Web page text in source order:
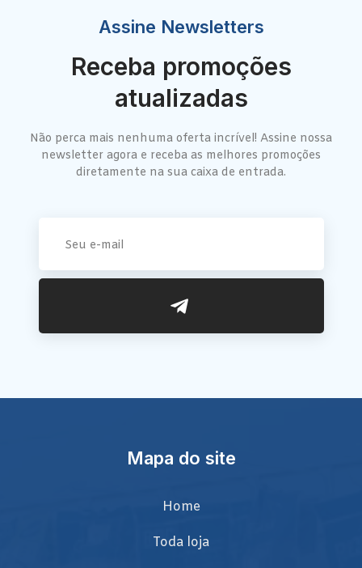
Assine Newsletters
Receba promoções
atualizadas
Não perca mais nenhuma oferta incrível! Assine nossa
newsletter agora e receba as melhores promoções
diretamente na sua caixa de entrada.
Mapa do site
Home
Toda loja